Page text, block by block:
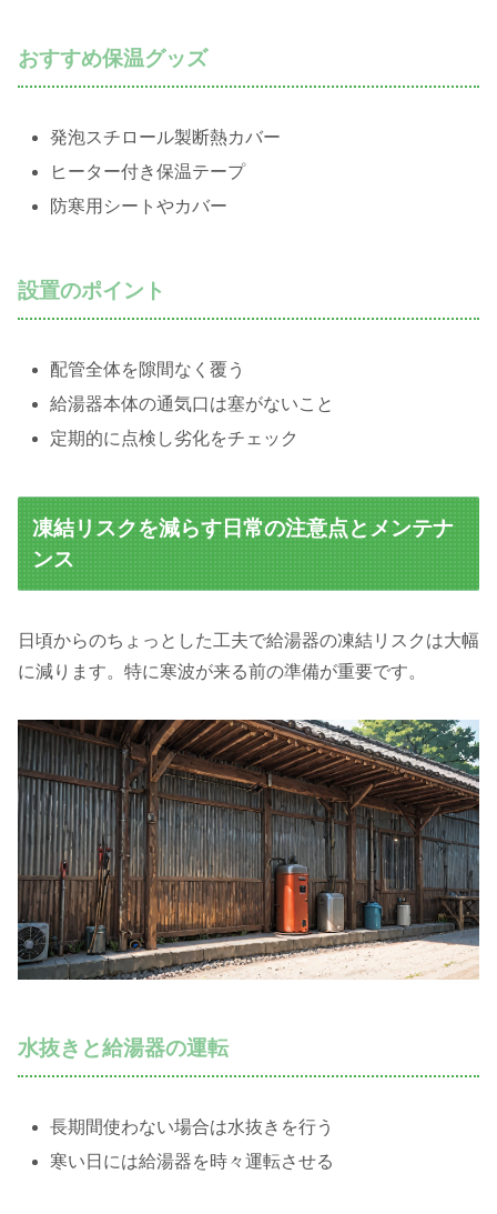
おすすめ保温グッズ
発泡スチロール製断熱カバー
ヒーター付き保温テープ
防寒用シートやカバー
設置のポイント
配管全体を隙間なく覆う
給湯器本体の通気口は塞がないこと
定期的に点検し劣化をチェック
凍結リスクを減らす日常の注意点とメンテナ
ンス
日頃からのちょっとした工夫で給湯器の凍結リスクは大幅
に減ります。特に寒波が来る前の準備が重要です。
水抜きと給湯器の運転
長期間使わない場合は水抜きを行う
寒い日には給湯器を時々運転させる